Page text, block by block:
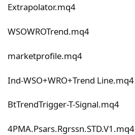
Extrapolator.mq4
WSOWROTrend.mq4
marketprofile.mq4
Ind-WSO+WRO+Trend Line.mq4
BtTrendTrigger-T-Signal.mq4
4PMA.Psars.Rgrssn.STD.V1.mq4